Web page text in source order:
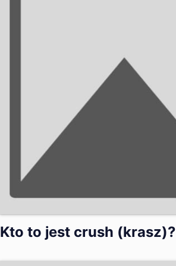
Kto to jest crush (krasz)?